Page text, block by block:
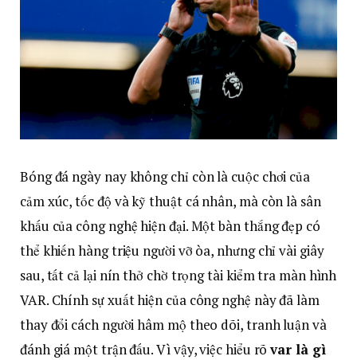
Bóng đá ngày nay không chỉ còn là cuộc chơi của
cảm xúc, tốc độ và kỹ thuật cá nhân, mà còn là sân
khấu của công nghệ hiện đại. Một bàn thắng đẹp có
thể khiến hàng triệu người vỡ òa, nhưng chỉ vài giây
sau, tất cả lại nín thở chờ trọng tài kiểm tra màn hình
VAR. Chính sự xuất hiện của công nghệ này đã làm
thay đổi cách người hâm mộ theo dõi, tranh luận và
đánh giá một trận đấu. Vì vậy, việc hiểu rõvar là gì